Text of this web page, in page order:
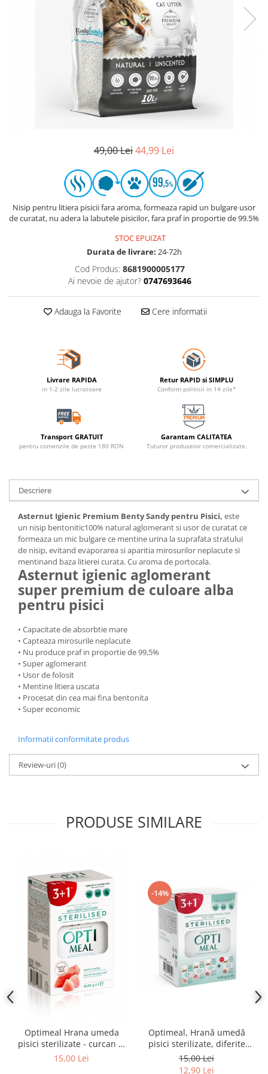
49,00 Lei44,99 Lei
Nisip pentru litiera pisicii fara aroma, formeaza rapid un bulgare usor
de curatat, nu adera la labutele pisicilor, fara praf in proportie de 99.5%
STOC EPUIZAT
Durata de livrare: 24-72h
Cod Produs: 8681900005177
Ai nevoie de ajutor? 0747693646
Adauga la Favorite Cere informatii
Livrare RAPIDA
in 1-2 zile lucratoare
Retur RAPID si SIMPLU
Conform politicii in 14 zile*
Transport GRATUIT
pentru comenzile de peste 180 RON
Garantam CALITATEA
Tuturor produselor comercializate.
Descriere
Asternut Igienic Premium Benty Sandy pentru Pisici, este
un nisip bentonitic100% natural aglomerant si usor de curatat ce
formeaza un mic bulgare ce mentine urina la suprafata stratului
de nisip, evitand evaporarea si aparitia mirosurilor neplacute si
mentinand baza litierei curata. Cu aroma de portocala.
Asternut igienic aglomerant
super premium de culoare alba
pentru pisici
• Capacitate de absorbtie mare
• Capteaza mirosurile neplacute
• Nu produce praf in proportie de 99,5%
• Super aglomerant
• Usor de folosit
• Mentine litiera uscata
• Procesat din cea mai fina bentonita
• Super economic
Informatii conformitate produs
Review-uri(0)
PRODUSE SIMILARE
Optimeal Hrana umeda
pisici sterilizate - curcan si
pui in sos, set 3+1,
15,00 Lei
-14%
Optimeal, Hrană umedă
pisici sterilizate, diferite
arome, (3+1), 0.34kg
15,00 Lei
12,90 Lei